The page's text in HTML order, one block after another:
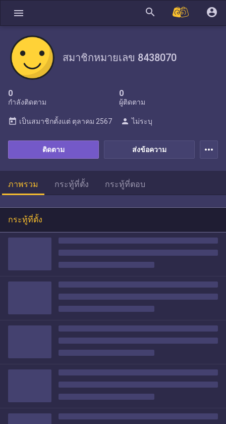
menu search account_circle
สมาชิกหมายเลข 8438070
0
กำลังติดตาม
0
ผู้ติดตาม
ส่งข้อความ
ติดตาม
today เป็นสมาชิกตั้งแต่ ตุลาคม 2567 person ไม่ระบุ
more_horiz
ภาพรวม กระทู้ที่ตั้ง กระทู้ที่ตอบ
กระทู้ที่ตั้ง